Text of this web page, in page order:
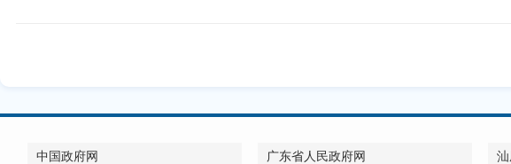
中国政府网 广东省人民政府网